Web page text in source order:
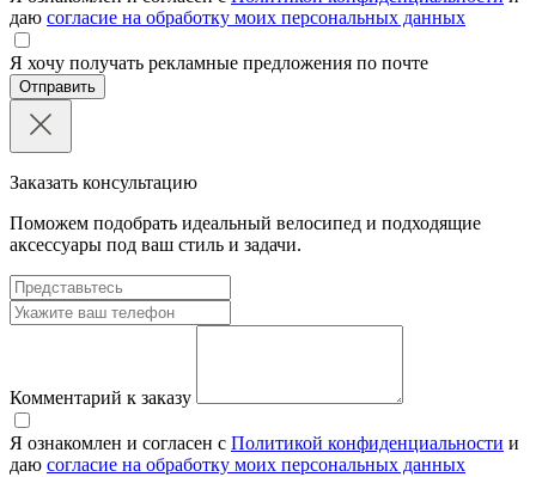
даю согласие на обработку моих персональных данных
Я хочу получать рекламные предложения по почте
Отправить
Заказать консультацию
Поможем подобрать идеальный велосипед и подходящие
аксессуары под ваш стиль и задачи.
Комментарий к заказу
Я ознакомлен и согласен с Политикой конфиденциальности и
даю согласие на обработку моих персональных данных